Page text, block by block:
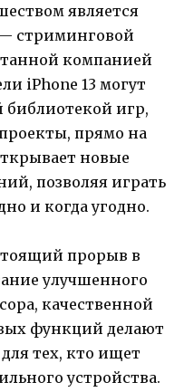
является
стриминговой
компанией
iPhone 13 могут
игр,
прямо на
новые
позволяя играть
и когда угодно.
прорыв в
улучшенного
качественной
функций делают
тех, кто ищет
устройства.